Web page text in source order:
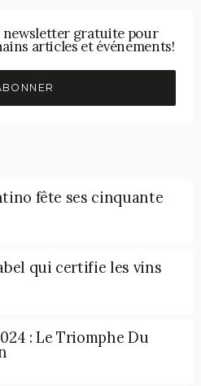
newsletter gratuite pour
articles et événements!
fête ses cinquante
qui certifie les vins
: Le Triomphe Du